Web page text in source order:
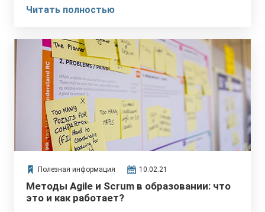
Читать полностью
Полезная информация 10.02.21
Методы Agile и Scrum в образовании: что
это и как работает?